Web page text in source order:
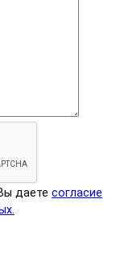
даете согласие